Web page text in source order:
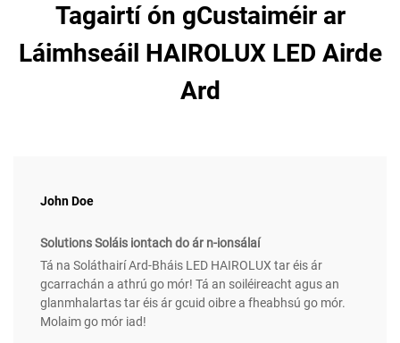
Tagairtí ón gCustaiméir ar
Láimhseáil HAIROLUX LED Airde
Ard
John Doe
Solutions Soláis iontach do ár n-ionsálaí
Tá na Soláthairí Ard-Bháis LED HAIROLUX tar éis ár
gcarrachán a athrú go mór! Tá an soiléireacht agus an
glanmhalartas tar éis ár gcuid oibre a fheabhsú go mór.
Molaim go mór iad!